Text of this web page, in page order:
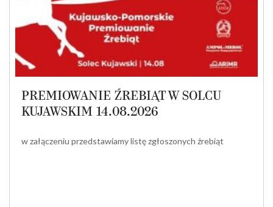
PREMIOWANIE ŹREBIĄT W SOLCU
KUJAWSKIM 14.08.2026
w załączeniu przedstawiamy listę zgłoszonych źrebiąt